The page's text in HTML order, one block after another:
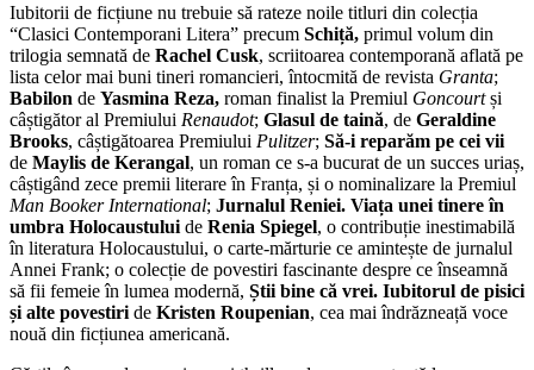
Iubitorii de ficțiune nu trebuie să rateze noile titluri din colecția
“Clasici Contemporani Litera” precum Schiță, primul volum din
trilogia semnată de Rachel Cusk, scriitoarea contemporană aflată pe
lista celor mai buni tineri romancieri, întocmită de revista Granta;
Babilon de Yasmina Reza, roman finalist la Premiul Goncourtși
câștigător al Premiului Renaudot; Glasul de taină, de Geraldine
Brooks, câștigătoarea Premiului Pulitzer; Să-i reparăm pe cei vii
de Maylis de Kerangal, un roman ce s-a bucurat de un succes uriaș,
câștigând zece premii literare în Franța, și o nominalizare la Premiul
Man Booker International; Jurnalul Reniei. Viața unei tinere în
umbra Holocaustului de Renia Spiegel, o contribuție inestimabilă
în literatura Holocaustului, o carte-mărturie ce amintește de jurnalul
Annei Frank; o colecție de povestiri fascinante despre ce înseamnă
să fii femeie în lumea modernă, Știi bine că vrei. Iubitorul de pisici
și alte povestiri de Kristen Roupenian, cea mai îndrăzneață voce
nouă din ficțiunea americană.